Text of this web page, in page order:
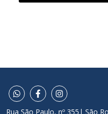
Rua São Paulo, nº 355| São